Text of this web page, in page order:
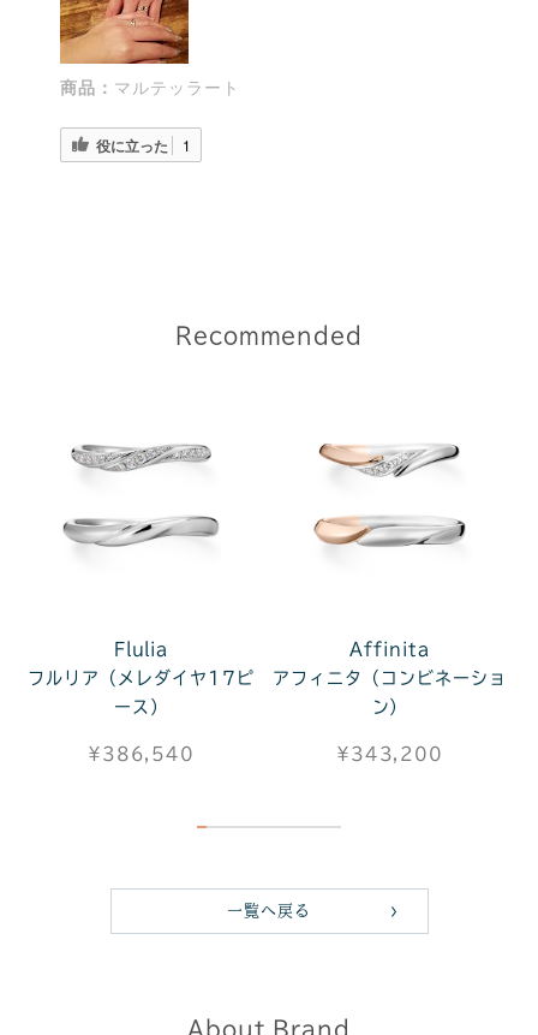
商品： マルテッラート
役に立った 1
Recommended
Flulia
フルリア（メレダイヤ17ピ
ース）
¥386,540
Affinita
アフィニタ（コンビネーショ
ン）
¥343,200
一覧へ戻る
About Brand